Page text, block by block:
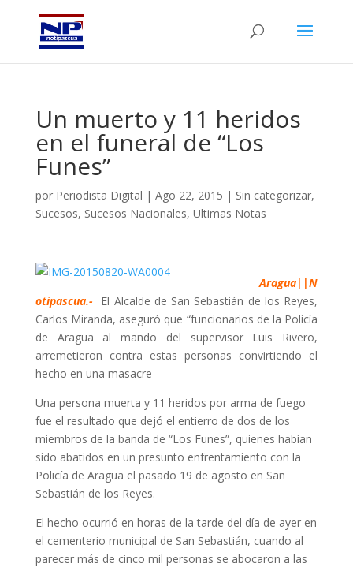
Un muerto y 11 heridos
en el funeral de “Los
Funes”
por Periodista Digital | Ago 22, 2015 | Sin categorizar,
Sucesos, Sucesos Nacionales, Ultimas Notas
Aragua||N
otipascua.- El Alcalde de San Sebastián de los Reyes,
Carlos Miranda, aseguró que “funcionarios de la Policía
de Aragua al mando del supervisor Luis Rivero,
arremetieron contra estas personas convirtiendo el
hecho en una masacre
Una persona muerta y 11 heridos por arma de fuego
fue el resultado que dejó el entierro de dos de los
miembros de la banda de “Los Funes”, quienes habían
sido abatidos en un presunto enfrentamiento con la
Policía de Aragua el pasado 19 de agosto en San
Sebastián de los Reyes.
El hecho ocurrió en horas de la tarde del día de ayer en
el cementerio municipal de San Sebastián, cuando al
parecer más de cinco mil personas se abocaron a las